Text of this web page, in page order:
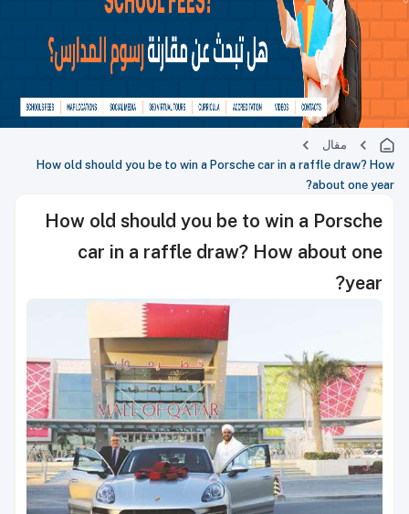
مقال
How old should you be to win a Porsche car in a raffle draw? How
about one year?
How old should you be to win a Porsche
car in a raffle draw? How about one
year?